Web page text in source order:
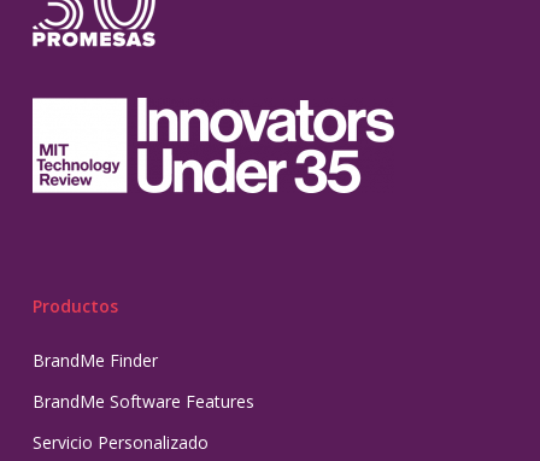
Productos
BrandMe Finder
BrandMe Software Features
Servicio Personalizado